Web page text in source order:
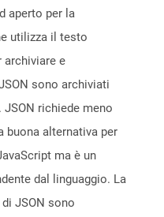
aperto per la
utilizza il testo
archiviare e
sono archiviati
richiede meno
buona alternativa per
ma è un
dal linguaggio. La
JSON sono